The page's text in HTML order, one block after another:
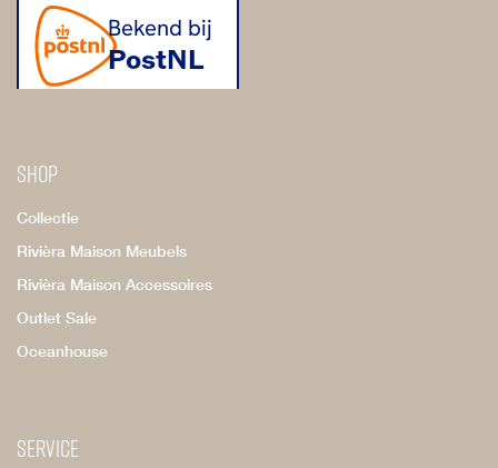
Shop
Collectie
Rivièra Maison Meubels
Rivièra Maison Accessoires
Outlet Sale
Oceanhouse
Service